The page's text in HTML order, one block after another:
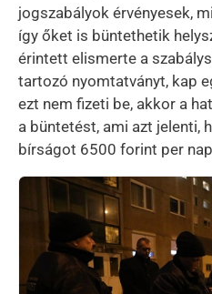
jogszabályok érvényesek,
így őket is büntethetik
érintett elismerte a
tartozó nyomtatványt, kap
ezt nem fizeti be, akkor a
a büntetést, ami azt jelenti,
bírságot 6500 forint per
Kép